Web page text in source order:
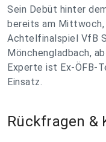
Sein Debüt hinter
bereits am Mittwoch,
Achtelfinalspiel VfB
Mönchengladbach,
Experte ist Ex-ÖFB-
Einsatz.
Rückfragen &